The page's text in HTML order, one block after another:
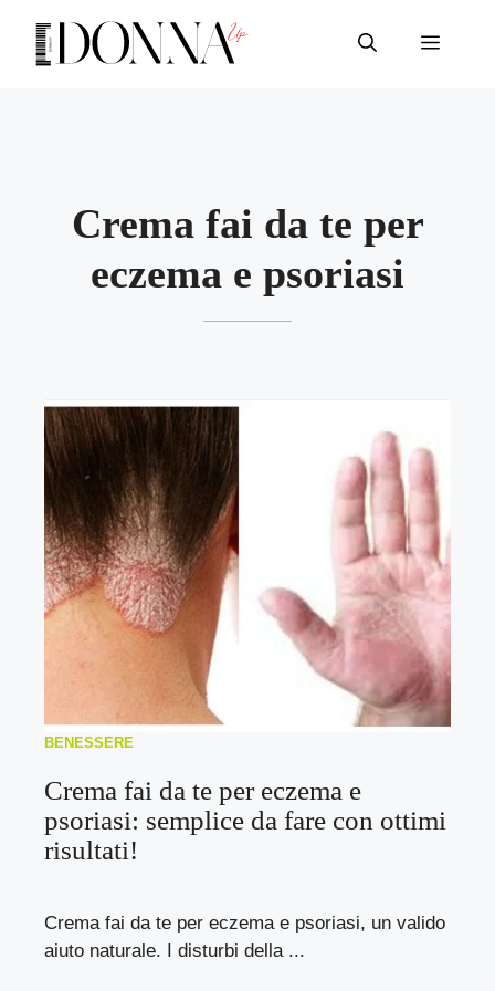
contenuto
Menu
Crema fai da te per
eczema e psoriasi
BENESSERE
Crema fai da te per eczema e
psoriasi: semplice da fare con ottimi
risultati!
Crema fai da te per eczema e psoriasi, un valido
aiuto naturale. I disturbi della ...